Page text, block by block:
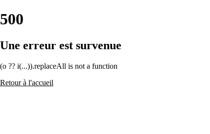
500
Une erreur est survenue
(o ?? i(...)).replaceAll is not a function
Retour à l'accueil